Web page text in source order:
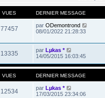
VUES DERNIER MESSAGE
77457 par ODemontrond
08/01/2022 21:28:33
13335 par Lµkas *
14/05/2015 16:03:45
VUES DERNIER MESSAGE
12534 par Lµkas *
17/03/2015 23:34:06